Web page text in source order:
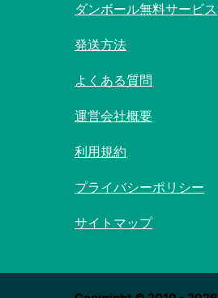
ダンボール無料サービス
発送方法
よくある質問
運営会社概要
利用規約
プライバシーポリシー
サイトマップ